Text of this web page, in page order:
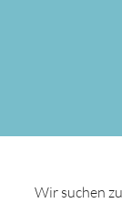
Wir suchen